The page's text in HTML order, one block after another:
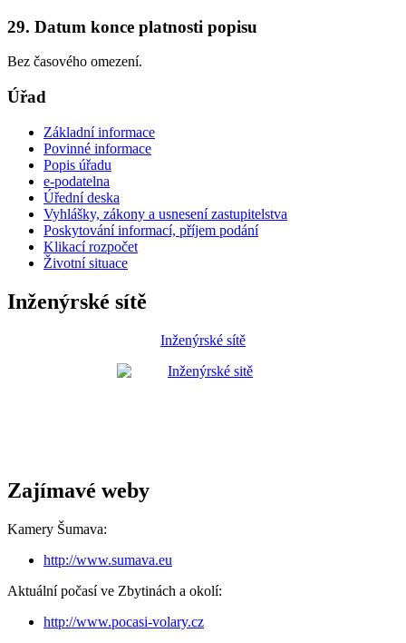
29. Datum konce platnosti popisu
Bez časového omezení.
Úřad
Základní informace
Povinné informace
Popis úřadu
e-podatelna
Úřední deska
Vyhlášky, zákony a usnesení zastupitelstva
Poskytování informací, příjem podání
Klikací rozpočet
Životní situace
Inženýrské sítě
Inženýrské sítě
Zajímavé weby
Kamery Šumava:
http://www.sumava.eu
Aktuální počasí ve Zbytinách a okolí:
http://www.pocasi-volary.cz